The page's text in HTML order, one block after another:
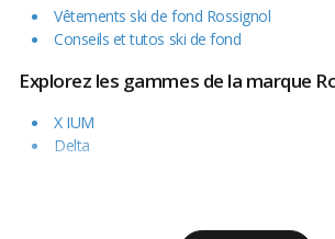
Vêtements ski de fond Rossignol
Conseils et tutos ski de fond
Explorez les gammes de la marque
X IUM
Delta